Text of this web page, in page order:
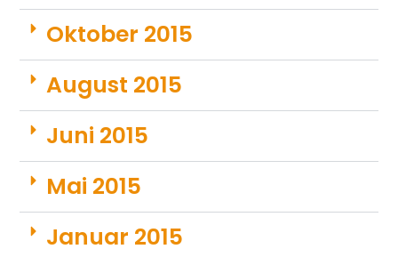
Oktober 2015
August 2015
Juni 2015
Mai 2015
Januar 2015